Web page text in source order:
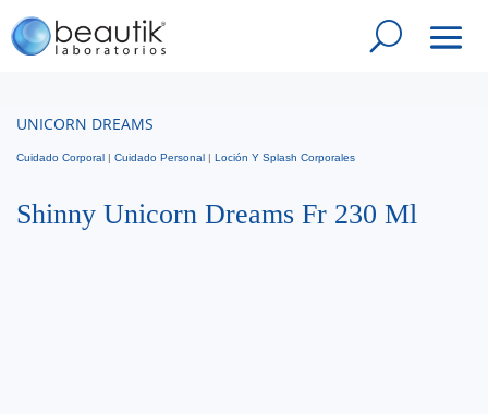
UNICORN DREAMS
Cuidado Corporal | Cuidado Personal | Loción Y Splash Corporales
Shinny Unicorn Dreams Fr 230 Ml